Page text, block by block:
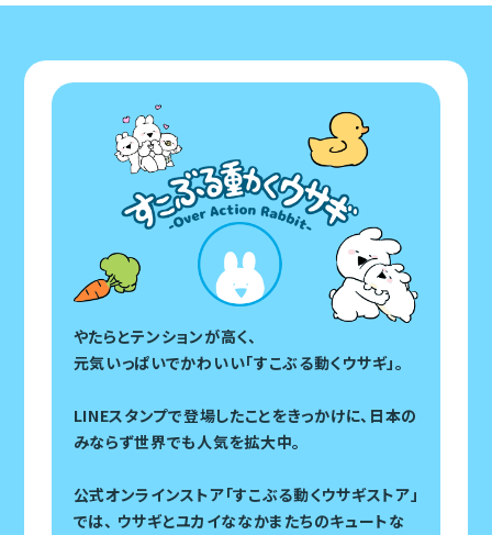
やたらとテンションが高く、
元気いっぱいでかわいい「すこぶる動くウサギ」。
LINEスタンプで登場したことをきっかけに、 日本の
みならず世界でも人気を拡大中。
公式オンラインストア「すこぶる動くウサギストア」
では、 ウサギとユカイななかまたちのキュートな